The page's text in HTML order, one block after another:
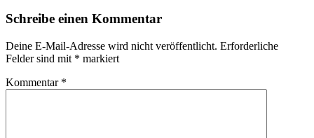
Schreibe einen Kommentar
Deine E-Mail-Adresse wird nicht veröffentlicht. Erforderliche
Felder sind mit * markiert
Kommentar *